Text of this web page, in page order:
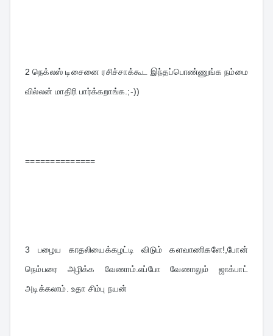
2 நெக்லஸ் டிசைனை ரசிச்சாக்கூட இந்தப்பொண்ணுங்க நம்மை
வில்லன் மாதிரி பார்க்கறாங்க.;-))
==============
3 பழைய காதலியைக்கழட்டி விடும் களவாணிகளே!,போன்
நெம்பரை அழிக்க வேணாம்.எப்போ வேணாலும் ஜாக்பாட்
அடிக்கலாம். உதா சிம்பு நயன்